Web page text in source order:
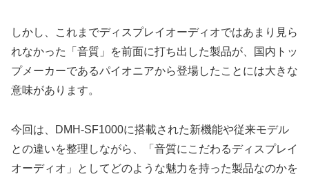
しかし、これまでディスプレイオーディオではあまり見ら
れなかった「音質」を前面に打ち出した製品が、国内トッ
プメーカーであるパイオニアから登場したことには大きな
意味があります。
今回は、DMH-SF1000に搭載された新機能や従来モデル
との違いを整理しながら、「音質にこだわるディスプレイ
オーディオ」としてどのような魅力を持った製品なのかを